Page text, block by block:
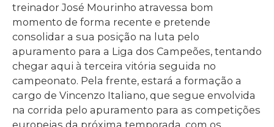
treinador José Mourinho atravessa bom
momento de forma recente e pretende
consolidar a sua posição na luta pelo
apuramento para a Liga dos Campeões, tentando
chegar aqui à terceira vitória seguida no
campeonato. Pela frente, estará a formação a
cargo de Vincenzo Italiano, que segue envolvida
na corrida pelo apuramento para as competições
europeias da próxima temporada, com os